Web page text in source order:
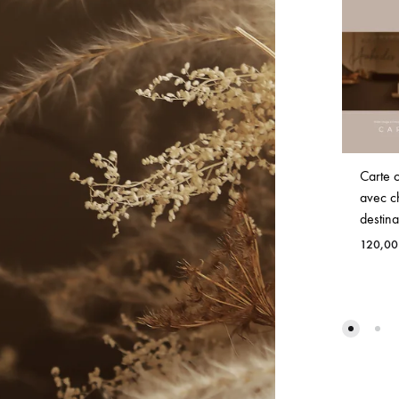
Carte
avec